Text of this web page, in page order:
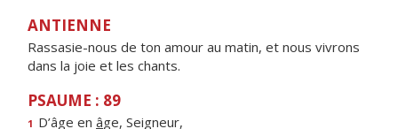
ANTIENNE
Rassasie-nous de ton amour au matin, et nous vivrons
dans la joie et les chants.
PSAUME : 89
1 D’âge en âge, Seigneur,